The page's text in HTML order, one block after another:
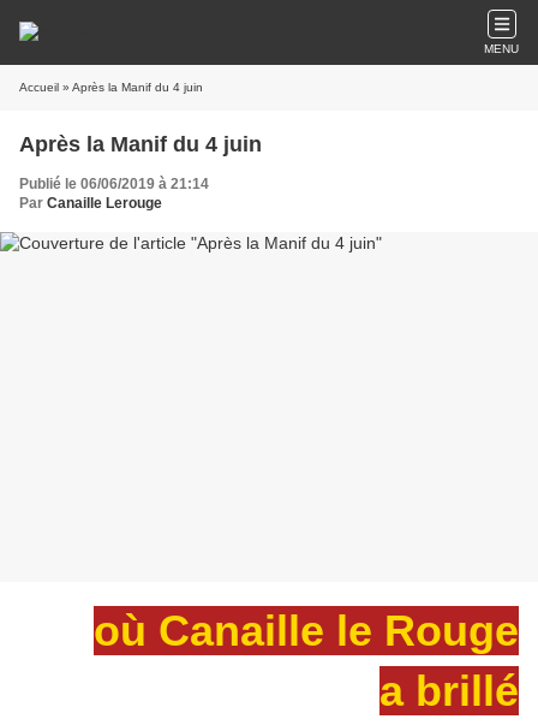
MENU
Accueil » Après la Manif du 4 juin
Après la Manif du 4 juin
Publié le 06/06/2019 à 21:14
Par Canaille Lerouge
où Canaille le Rouge
a brillé